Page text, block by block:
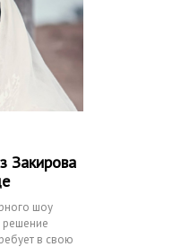
Закирова
шоу
решение
в свою